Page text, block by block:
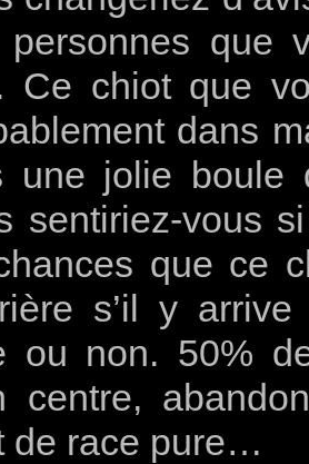
personnes que
Ce chiot que
dans
une jolie boule
sentiriez-vous
que ce
s’il y
ou non. 50%
centre,
de race pure…